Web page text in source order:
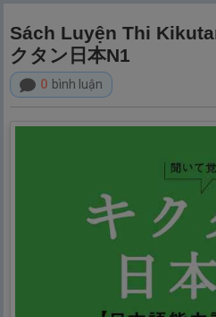
Sách Luyện Thi
クタン日本N1
0 bình luận